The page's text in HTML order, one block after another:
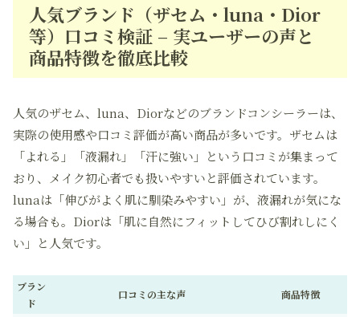
人気ブランド（ザセム・luna・Dior
等）口コミ検証 – 実ユーザーの声と
商品特徴を徹底比較
人気のザセム、luna、Diorなどのブランドコンシーラーは、
実際の使用感や口コミ評価が高い商品が多いです。ザセムは
「よれる」「液漏れ」「汗に強い」という口コミが集まって
おり、メイク初心者でも扱いやすいと評価されています。
lunaは「伸びがよく肌に馴染みやすい」が、液漏れが気にな
る場合も。Diorは「肌に自然にフィットしてひび割れしにく
い」と人気です。
ブラン
ド
口コミの主な声 商品特徴